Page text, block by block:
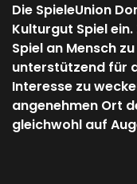
Die SpieleUnion
Kulturgut Spiel
Spiel an Mensch
unterstützend für
Interesse zu
angenehmen Ort
gleichwohl auf